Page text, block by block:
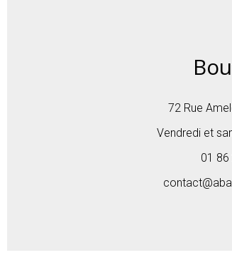
72 Rue
Vendredi et
01 86